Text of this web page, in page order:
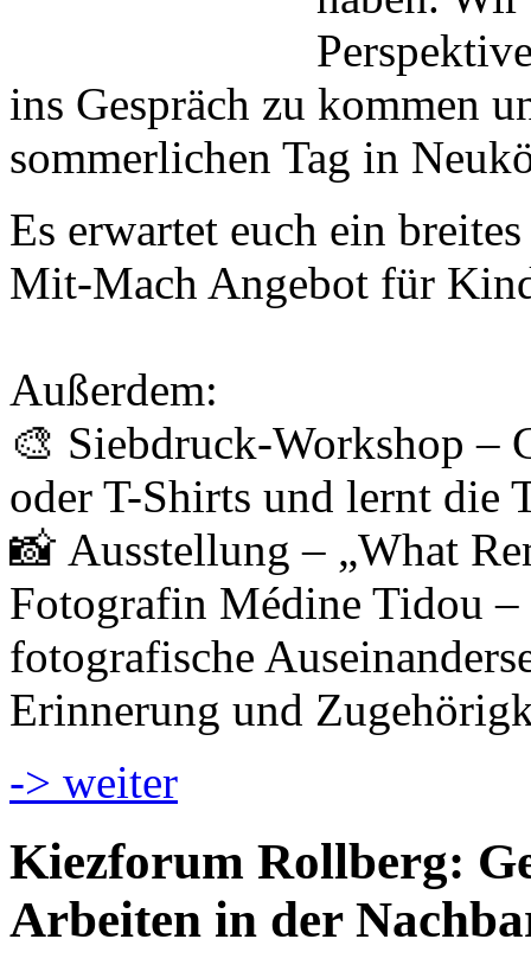
ins Gespräch zu kommen
sommerlichen Tag in
Es erwartet euch ein
Mit-Mach Angebot für
Außerdem:
🎨 Siebdruck-Workshop –
oder T-Shirts und lernt die
📸 Ausstellung – „What
Fotografin Médine Tidou
fotografische
Erinnerung und
-> weiter
Kiezforum Rollberg:
Arbeiten in der